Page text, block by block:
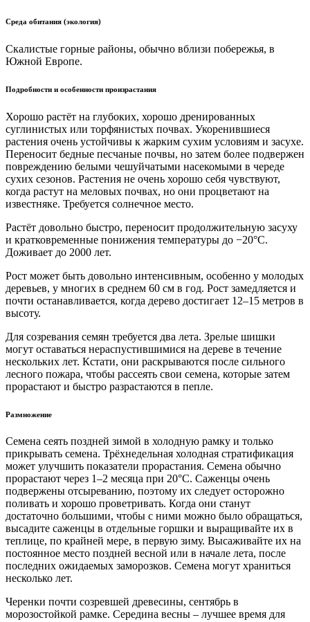
Среда обитания (экология)
Скалистые горные районы, обычно вблизи побережья, в
Южной Европе.
Подробности и особенности произрастания
Хорошо растёт на глубоких, хорошо дренированных
суглинистых или торфянистых почвах. Укоренившиеся
растения очень устойчивы к жарким сухим условиям и засухе.
Переносит бедные песчаные почвы, но затем более подвержен
повреждению белыми чешуйчатыми насекомыми в череде
сухих сезонов. Растения не очень хорошо себя чувствуют,
когда растут на меловых почвах, но они процветают на
известняке. Требуется солнечное место.
Растёт довольно быстро, переносит продолжительную засуху
и кратковременные понижения температуры до −20°C.
Доживает до 2000 лет.
Рост может быть довольно интенсивным, особенно у молодых
деревьев, у многих в среднем 60 см в год. Рост замедляется и
почти останавливается, когда дерево достигает 12–15 метров в
высоту.
Для созревания семян требуется два лета. Зрелые шишки
могут оставаться нераспустившимися на дереве в течение
нескольких лет. Кстати, они раскрываются после сильного
лесного пожара, чтобы рассеять свои семена, которые затем
прорастают и быстро разрастаются в пепле.
Размножение
Семена сеять поздней зимой в холодную рамку и только
прикрывать семена. Трёхнедельная холодная стратификация
может улучшить показатели прорастания. Семена обычно
прорастают через 1–2 месяца при 20°C. Саженцы очень
подвержены отсыреванию, поэтому их следует осторожно
поливать и хорошо проветривать. Когда они станут
достаточно большими, чтобы с ними можно было обращаться,
высадите саженцы в отдельные горшки и выращивайте их в
теплице, по крайней мере, в первую зиму. Высаживайте их на
постоянное место поздней весной или в начале лета, после
последних ожидаемых заморозков. Семена могут храниться
несколько лет.
Черенки почти созревшей древесины, сентябрь в
морозостойкой рамке. Середина весны – лучшее время для